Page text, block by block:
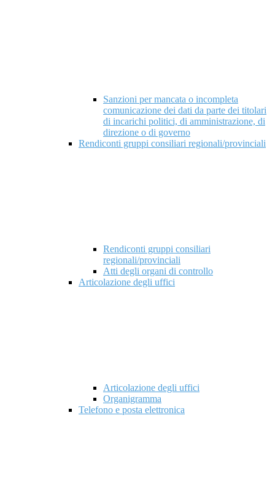
Sanzioni per mancata o incompleta
comunicazione dei dati da parte dei titolari
di incarichi politici, di amministrazione, di
direzione o di governo
Rendiconti gruppi consiliari regionali/provinciali
Rendiconti gruppi consiliari
regionali/provinciali
Atti degli organi di controllo
Articolazione degli uffici
Articolazione degli uffici
Organigramma
Telefono e posta elettronica